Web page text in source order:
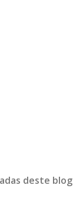
deste blog